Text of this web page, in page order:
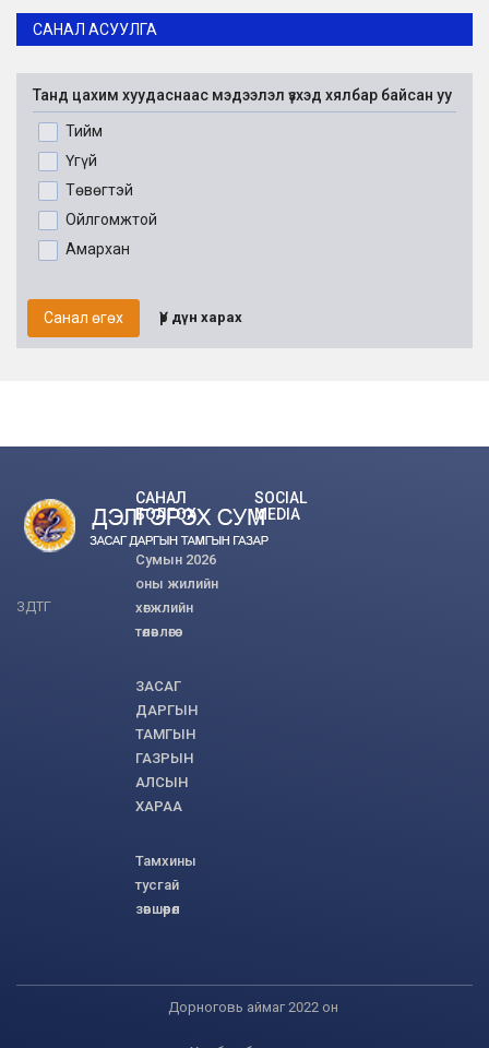
САНАЛ АСУУЛГА
Танд цахим хуудаснаас мэдээлэл үзхэд хялбар байсан уу
Тийм
Үгүй
Төвөгтэй
Ойлгомжтой
Амархан
Санал өгөх Үр дүн харах
ЗДТГ
САНАЛ
БОЛГОХ
Сумын 2026
оны жилийн
хөгжлийн
төлөвлөгөө
ЗАСАГ
ДАРГЫН
ТАМГЫН
ГАЗРЫН
АЛСЫН
ХАРАА
Тамхины
тусгай
зөвшөөрөл
SOCIAL
MEDIA
Дорноговь аймаг 2022 он